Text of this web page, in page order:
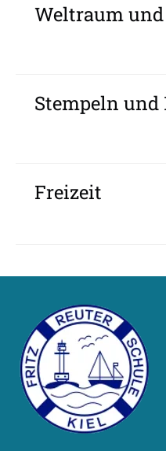
Weltraum
Stempeln und
Freizeit